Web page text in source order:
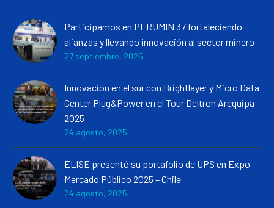
Participamos en PERUMIN 37 fortaleciendo
alianzas y llevando innovación al sector minero
27 septiembre, 2025
Innovación en el sur con Brightlayer y Micro Data
Center Plug&Power en el Tour Deltron Arequipa
2025
24 agosto, 2025
ELISE presentó su portafolio de UPS en Expo
Mercado Público 2025 – Chile
24 agosto, 2025